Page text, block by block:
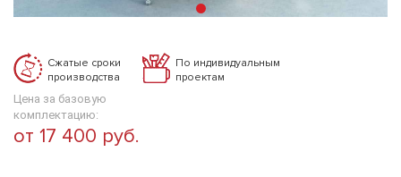
Сжатые сроки
производства
По индивидуальным
проектам
Цена за базовую
комплектацию:
от 17 400 руб.